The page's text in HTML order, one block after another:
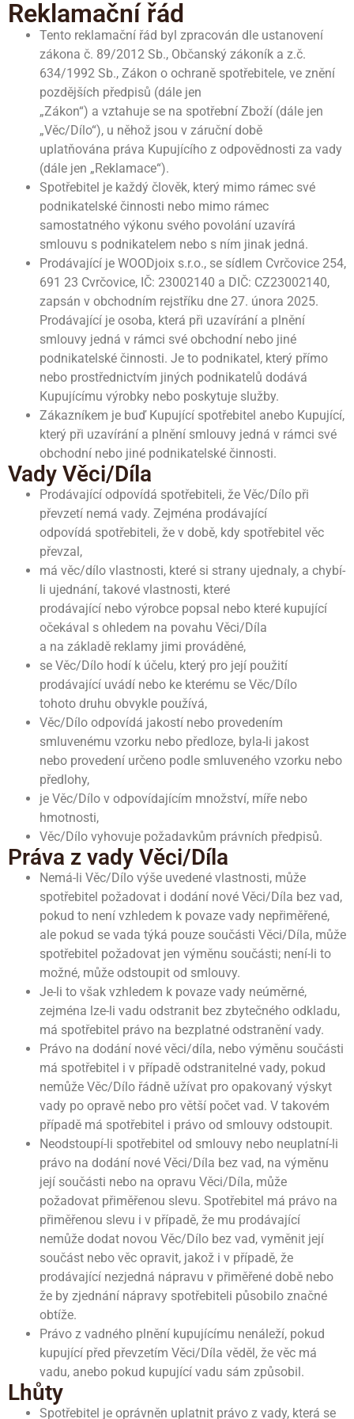
Reklamační řád
Tento reklamační řád byl zpracován dle ustanovení
zákona č. 89/2012 Sb., Občanský zákoník a z.č.
634/1992 Sb., Zákon o ochraně spotřebitele, ve znění
pozdějších předpisů (dále jen
„Zákon“) a vztahuje se na spotřební Zboží (dále jen
„Věc/Dílo“), u něhož jsou v záruční době
uplatňována práva Kupujícího z odpovědnosti za vady
(dále jen „Reklamace“).
Spotřebitel je každý člověk, který mimo rámec své
podnikatelské činnosti nebo mimo rámec
samostatného výkonu svého povolání uzavírá
smlouvu s podnikatelem nebo s ním jinak jedná.
Prodávající je WOODjoix s.r.o., se sídlem Cvrčovice 254,
691 23 Cvrčovice, IČ: 23002140 a DIČ: CZ23002140,
zapsán v obchodním rejstříku dne 27. února 2025.
Prodávající je osoba, která při uzavírání a plnění
smlouvy jedná v rámci své obchodní nebo jiné
podnikatelské činnosti. Je to podnikatel, který přímo
nebo prostřednictvím jiných podnikatelů dodává
Kupujícímu výrobky nebo poskytuje služby.
Zákazníkem je buď Kupující spotřebitel anebo Kupující,
který při uzavírání a plnění smlouvy jedná v rámci své
obchodní nebo jiné podnikatelské činnosti.
Vady Věci/Díla
Prodávající odpovídá spotřebiteli, že Věc/Dílo při
převzetí nemá vady. Zejména prodávající
odpovídá spotřebiteli, že v době, kdy spotřebitel věc
převzal,
má věc/dílo vlastnosti, které si strany ujednaly, a chybí-
li ujednání, takové vlastnosti, které
prodávající nebo výrobce popsal nebo které kupující
očekával s ohledem na povahu Věci/Díla
a na základě reklamy jimi prováděné,
se Věc/Dílo hodí k účelu, který pro její použití
prodávající uvádí nebo ke kterému se Věc/Dílo
tohoto druhu obvykle používá,
Věc/Dílo odpovídá jakostí nebo provedením
smluvenému vzorku nebo předloze, byla-li jakost
nebo provedení určeno podle smluveného vzorku nebo
předlohy,
je Věc/Dílo v odpovídajícím množství, míře nebo
hmotnosti,
Věc/Dílo vyhovuje požadavkům právních předpisů.
Práva z vady Věci/Díla
Nemá-li Věc/Dílo výše uvedené vlastnosti, může
spotřebitel požadovat i dodání nové Věci/Díla bez vad,
pokud to není vzhledem k povaze vady nepřiměřené,
ale pokud se vada týká pouze součásti Věci/Díla, může
spotřebitel požadovat jen výměnu součásti; není-li to
možné, může odstoupit od smlouvy.
Je-li to však vzhledem k povaze vady neúměrné,
zejména lze-li vadu odstranit bez zbytečného odkladu,
má spotřebitel právo na bezplatné odstranění vady.
Právo na dodání nové věci/díla, nebo výměnu součásti
má spotřebitel i v případě odstranitelné vady, pokud
nemůže Věc/Dílo řádně užívat pro opakovaný výskyt
vady po opravě nebo pro větší počet vad. V takovém
případě má spotřebitel i právo od smlouvy odstoupit.
Neodstoupí-li spotřebitel od smlouvy nebo neuplatní-li
právo na dodání nové Věci/Díla bez vad, na výměnu
její součásti nebo na opravu Věci/Díla, může
požadovat přiměřenou slevu. Spotřebitel má právo na
přiměřenou slevu i v případě, že mu prodávající
nemůže dodat novou Věc/Dílo bez vad, vyměnit její
součást nebo věc opravit, jakož i v případě, že
prodávající nezjedná nápravu v přiměřené době nebo
že by zjednání nápravy spotřebiteli působilo značné
obtíže.
Právo z vadného plnění kupujícímu nenáleží, pokud
kupující před převzetím Věci/Díla věděl, že věc má
vadu, anebo pokud kupující vadu sám způsobil.
Lhůty
Spotřebitel je oprávněn uplatnit právo z vady, která se